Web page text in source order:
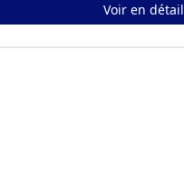
Voir en détail